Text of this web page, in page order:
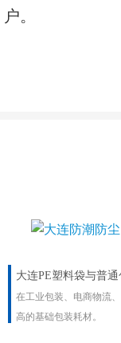
户。
大连PE塑料袋与普
在工业包装、电商物流
高的基础包装耗材。